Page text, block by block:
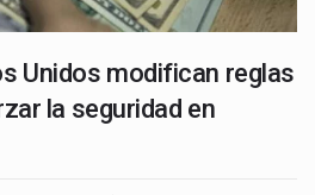
Unidos modifican reglas
la seguridad en